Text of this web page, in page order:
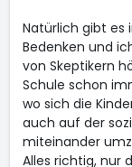
Natürlich gibt es
Bedenken und
von Skeptikern
Schule schon
wo sich die
auch auf der
miteinander
Alles richtig, nur